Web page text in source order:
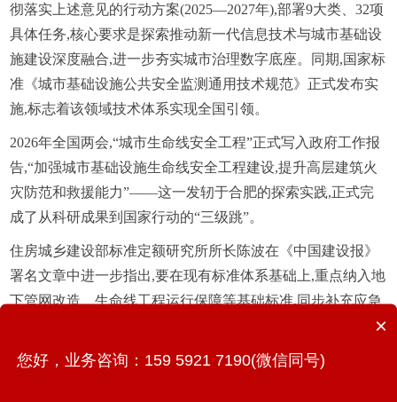
彻落实上述意见的行动方案(2025—2027年),部署9大类、32项
具体任务,核心要求是探索推动新一代信息技术与城市基础设
施建设深度融合,进一步夯实城市治理数字底座。同期,国家标
准《城市基础设施公共安全监测通用技术规范》正式发布实
施,标志着该领域技术体系实现全国引领。
2026年全国两会,“城市生命线安全工程”正式写入政府工作报
告,“加强城市基础设施生命线安全工程建设,提升高层建筑火
灾防范和救援能力”——这一发轫于合肥的探索实践,正式完
成了从科研成果到国家行动的“三级跳”。
住房城乡建设部标准定额研究所所长陈波在《中国建设报》
署名文章中进一步指出,要在现有标准体系基础上,重点纳入地
下管网改造、生命线工程运行保障等基础标准,同步补充应急
设、运维全链条的韧性标准矩阵。同年3月起施行的《重庆市
×
您好，业务咨询：159 5921 7190(微信同号)